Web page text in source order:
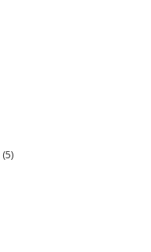
(5)